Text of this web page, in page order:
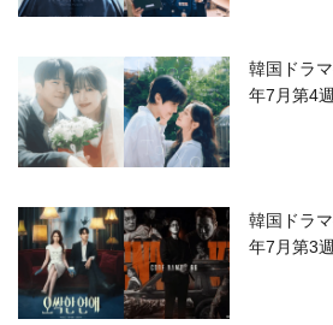
韓国ドラ
年7月第4
韓国ドラ
年7月第3